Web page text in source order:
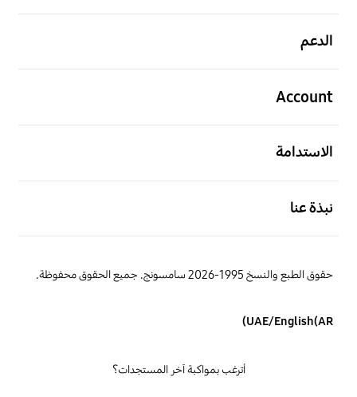
الدعم
Account
الاستدامة
نبذة عنا
حقوق الطبع والنسخ 1995-2026 سامسونج. جميع الحقوق محفوظة.
UAE/English(AR)
أترغب بمواكبة آخر المستجدات؟